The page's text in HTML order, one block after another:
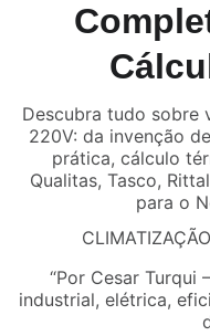
Descubra tudo sobre
220V: da invenção
prática, cálculo
Qualitas, Tasco,
para o
“Por Cesar Turqui
industrial, elétrica,